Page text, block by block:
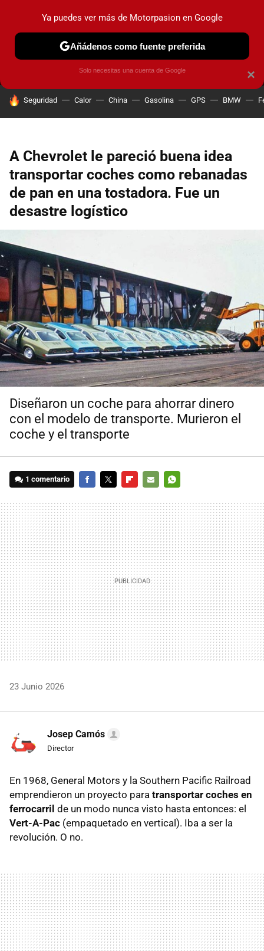
MENÚ NUEVO
COCHES ELÉCTRICOS OBSERVATORIO
HOY SE HABLA DE
Seguridad Calor China Gasolina GPS BMW
A Chevrolet le pareció buena idea
transportar coches como rebanadas
de pan en una tostadora. Fue un
desastre logístico
Diseñaron un coche para ahorrar dinero
con el modelo de transporte. Murieron el
coche y el transporte
1 comentario
MAIL
23 Junio 2026
Josep Camós
Director
En 1968, General Motors y la Southern Pacific Railroad
emprendieron un proyecto para transportar coches en
ferrocarril de un modo nunca visto hasta entonces: el
Vert-A-Pac (empaquetado en vertical). Iba a ser la
revolución. O no.
×
Ya puedes ver más de Motorpasion en Google
Añádenos como fuente preferida
Solo necesitas una cuenta de Google